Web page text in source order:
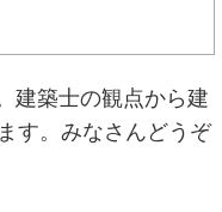
建築士の観点から建
す。みなさんどうぞ